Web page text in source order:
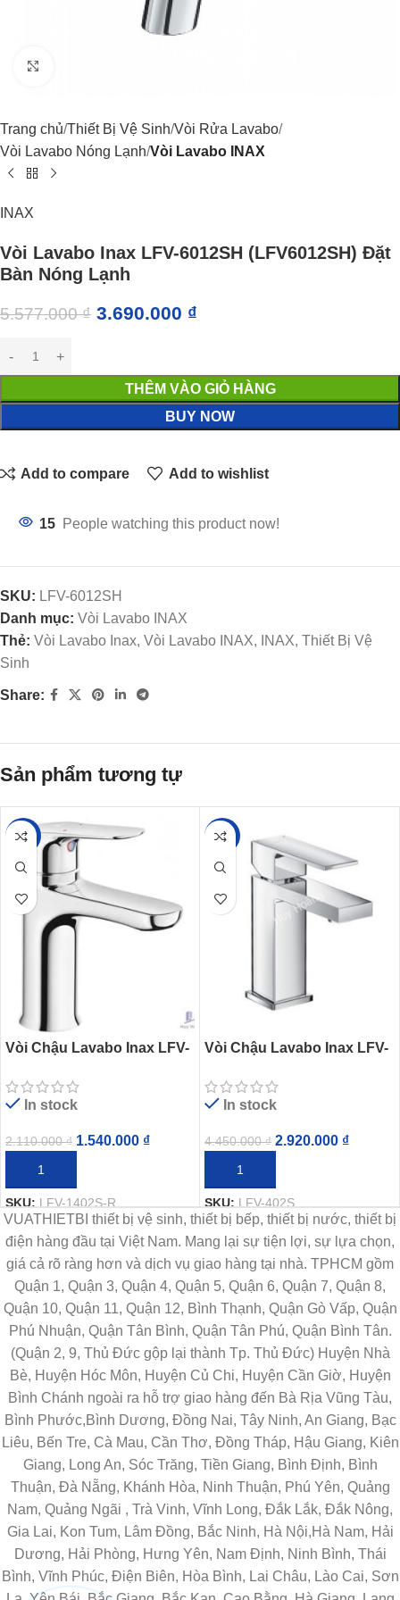
Trang chủ Thiết Bị Vệ Sinh Vòi Rửa Lavabo
Vòi Lavabo Nóng Lạnh Vòi Lavabo INAX
INAX
Vòi Lavabo Inax LFV-6012SH (LFV6012SH) Đặt
Bàn Nóng Lạnh
5.577.000₫ 3.690.000 ₫
THÊM VÀO GIỎ HÀNG
BUY NOW
Add to compare Add to wishlist
15 People watching this product now!
SKU: LFV-6012SH
Danh mục: Vòi Lavabo INAX
Thẻ: Vòi Lavabo Inax, Vòi Lavabo INAX, INAX, Thiết Bị Vệ
Sinh
Share:
Sản phẩm tương tự
-27%
Vòi Chậu Lavabo Inax LFV-
Nóng Lạnh Kèm Trụ Xả Lật
In stock
2.110.000₫ 1.540.000 ₫
THÊM VÀO GIỎ HÀNG
SKU:LFV-1402S-R
-34%
Vòi Chậu Lavabo Inax LFV-
In stock
4.450.000₫ 2.920.000 ₫
THÊM VÀO GIỎ HÀNG
SKU:LFV-402S
VUATHIETBI thiết bị vệ sinh, thiết bị bếp, thiết bị nước, thiết bị
điện hàng đầu tại Việt Nam. Mang lại sự tiện lợi, sự lựa chọn,
giá cả rõ ràng hơn và dịch vụ giao hàng tại nhà. TPHCM gồm
Quận 1, Quận 3, Quận 4, Quận 5, Quận 6, Quận 7, Quận 8,
Quận 10, Quận 11, Quận 12, Bình Thạnh, Quận Gò Vấp, Quận
Phú Nhuận, Quận Tân Bình, Quận Tân Phú, Quận Bình Tân.
(Quận 2, 9, Thủ Đức gộp lại thành Tp. Thủ Đức) Huyện Nhà
Bè, Huyện Hóc Môn, Huyện Củ Chi, Huyện Cần Giờ, Huyện
Bình Chánh ngoài ra hỗ trợ giao hàng đến Bà Rịa Vũng Tàu,
Bình Phước,Bình Dương, Đồng Nai, Tây Ninh, An Giang, Bạc
Liêu, Bến Tre, Cà Mau, Cần Thơ, Đồng Tháp, Hậu Giang, Kiên
Giang, Long An, Sóc Trăng, Tiền Giang, Bình Định, Bình
Thuận, Đà Nẵng, Khánh Hòa, Ninh Thuận, Phú Yên, Quảng
Nam, Quảng Ngãi , Trà Vinh, Vĩnh Long, Đắk Lắk, Đắk Nông,
Gia Lai, Kon Tum, Lâm Đồng, Bắc Ninh, Hà Nội,Hà Nam, Hải
Dương, Hải Phòng, Hưng Yên, Nam Định, Ninh Bình, Thái
Bình, Vĩnh Phúc, Điện Biên, Hòa Bình, Lai Châu, Lào Cai, Sơn